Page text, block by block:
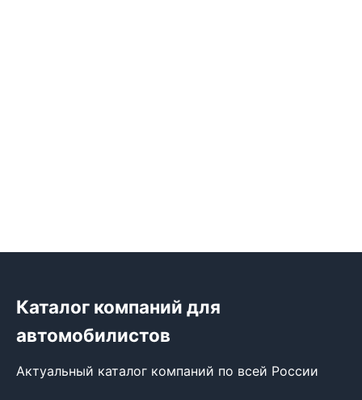
Каталог компаний для
автомобилистов
Актуальный каталог компаний по всей России